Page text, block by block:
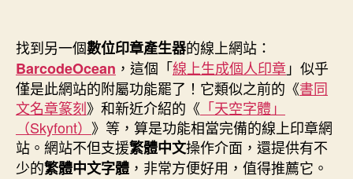
者
佈
日
期
找到另一個數位印章產生器的線上網站：
BarcodeOcean ，這個「線上生成個人印章 」似乎
僅是此網站的附屬功能罷了！它類似之前的《書同
文名章篆刻》和新近介紹的《 「天空字體」
（Skyfont） 》等，算是功能相當完備的線上印章網
站。網站不但支援繁體中文操作介面，還提供有不
少的繁體中文字體 ，非常方便好用，值得推薦它。